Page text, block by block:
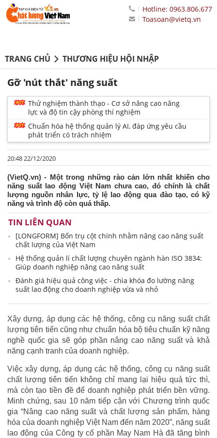
Hotline: 0963.806.677
Toasoan@vietq.vn
TRANG CHỦ THƯƠNG HIỆU HỘI NHẬP
Gỡ 'nút thắt' năng suất
Thử nghiệm thành thạo - Cơ sở nâng cao năng
lực và độ tin cậy phòng thí nghiệm
Chuẩn hóa hệ thống quản lý AI, đáp ứng yêu cầu
phát triển có trách nhiệm
20:48 22/12/2020
(VietQ.vn) - Một trong những rào cản lớn nhất khiến cho
năng suất lao động Việt Nam chưa cao, đó chính là chất
lượng nguồn nhân lực, tỷ lệ lao động qua đào tạo, có kỹ
năng và trình độ còn quá thấp.
TIN LIÊN QUAN
[LONGFORM] Bốn trụ cột chính nhằm nâng cao năng suất
chất lượng của Việt Nam
Hệ thống quản lí chất lượng chuyên ngành hàn ISO 3834:
Giúp doanh nghiệp nâng cao năng suất
Đánh giá hiệu quả công việc - chìa khóa đo lường năng
suất lao động cho doanh nghiệp vừa và nhỏ
Xây dựng, áp dụng các hệ thống, công cụ năng suất chất
lượng tiên tiến cũng như chuẩn hóa bộ tiêu chuẩn kỹ năng
nghề quốc gia sẽ góp phần nâng cao năng suất và khả
năng cạnh tranh của doanh nghiệp.
Việc xây dựng, áp dụng các hệ thống, công cụ năng suất
chất lượng tiên tiến không chỉ mang lại hiệu quả tức thì,
mà còn tạo tiền đề để doanh nghiệp phát triển bền vững.
Minh chứng, sau 10 năm tiếp cận với Chương trình quốc
gia “Nâng cao năng suất và chất lượng sản phẩm, hàng
hóa của doanh nghiệp Việt Nam đến năm 2020”, năng suất
lao động của Công ty cổ phần May Nam Hà đã tăng bình